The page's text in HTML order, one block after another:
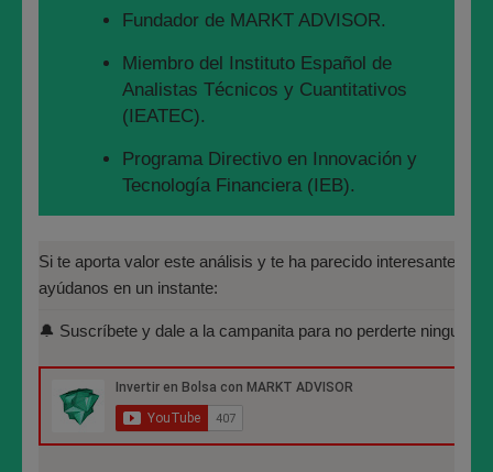
💬 comparte tu opinión y deja tu comentario
♥️ Pulsa Like / Recomendar
🌍 Difunde y comparte entre tus contactos.
contáctame a mi mismo personalmente:
https://lnkd.in/gUnaBdm.
WEB:https://marktadvisor.com
YOUTUBE:
https://www.youtube.com/c/
TWITTER:https://twitter.com/marktadvisor
INSTAGRAM: https://www.instagram.com/marktadvisor/
Fundador de MARKT ADVISOR.
Miembro del Instituto Español de
Analistas Técnicos y Cuantitativos
(IEATEC).
Programa Directivo en Innovación y
Tecnología Financiera (IEB).
Financieros (IEB): Autorizado por la
CNMV para el asesoramiento financiero
https://www.cnmv.es/portal/Titulos-
Especialista en Análisis Técnico y
Cuantitativo (IEB).
Si te aporta valor este análisis y te ha parecido interesante, por
ayúdanos en un instante:
🔔 Suscríbete y dale a la campanita para no perderte ninguno